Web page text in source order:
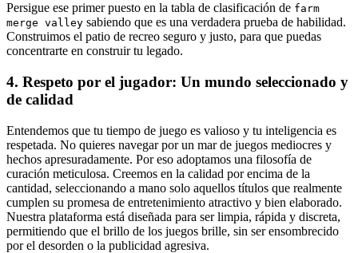
Persigue ese primer puesto en la tabla de clasificación de farm
merge valley sabiendo que es una verdadera prueba de habilidad.
Construimos el patio de recreo seguro y justo, para que puedas
concentrarte en construir tu legado.
4. Respeto por el jugador: Un mundo seleccionado y
de calidad
Entendemos que tu tiempo de juego es valioso y tu inteligencia es
respetada. No quieres navegar por un mar de juegos mediocres y
hechos apresuradamente. Por eso adoptamos una filosofía de
curación meticulosa. Creemos en la calidad por encima de la
cantidad, seleccionando a mano solo aquellos títulos que realmente
cumplen su promesa de entretenimiento atractivo y bien elaborado.
Nuestra plataforma está diseñada para ser limpia, rápida y discreta,
permitiendo que el brillo de los juegos brille, sin ser ensombrecido
por el desorden o la publicidad agresiva.